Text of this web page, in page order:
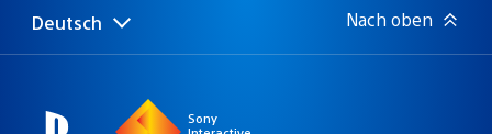
Select
Aktuelle
Deutsch Nach oben
Sony